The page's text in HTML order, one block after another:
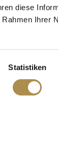
diese
Ihrer
Statistiken